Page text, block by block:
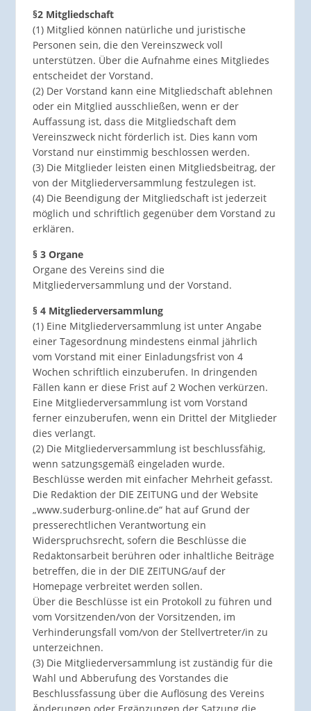
§2 Mitgliedschaft
(1) Mitglied können natürliche und juristische
Personen sein, die den Vereinszweck voll
unterstützen. Über die Aufnahme eines Mitgliedes
entscheidet der Vorstand.
(2) Der Vorstand kann eine Mitgliedschaft ablehnen
oder ein Mitglied ausschließen, wenn er der
Auffassung ist, dass die Mitgliedschaft dem
Vereinszweck nicht förderlich ist. Dies kann vom
Vorstand nur einstimmig beschlossen werden.
(3) Die Mitglieder leisten einen Mitgliedsbeitrag, der
von der Mitgliederversammlung festzulegen ist.
(4) Die Beendigung der Mitgliedschaft ist jederzeit
möglich und schriftlich gegenüber dem Vorstand zu
erklären.
§ 3 Organe
Organe des Vereins sind die
Mitgliederversammlung und der Vorstand.
§ 4 Mitgliederversammlung
(1) Eine Mitgliederversammlung ist unter Angabe
einer Tagesordnung mindestens einmal jährlich
vom Vorstand mit einer Einladungsfrist von 4
Wochen schriftlich einzuberufen. In dringenden
Fällen kann er diese Frist auf 2 Wochen verkürzen.
Eine Mitgliederversammlung ist vom Vorstand
ferner einzuberufen, wenn ein Drittel der Mitglieder
dies verlangt.
(2) Die Mitgliederversammlung ist beschlussfähig,
wenn satzungsgemäß eingeladen wurde.
Beschlüsse werden mit einfacher Mehrheit gefasst.
Die Redaktion der DIE ZEITUNG und der Website
„www.suderburg-online.de“ hat auf Grund der
presserechtlichen Verantwortung ein
Widerspruchsrecht, sofern die Beschlüsse die
Redaktonsarbeit berühren oder inhaltliche Beiträge
betreffen, die in der DIE ZEITUNG/auf der
Homepage verbreitet werden sollen.
Über die Beschlüsse ist ein Protokoll zu führen und
vom Vorsitzenden/von der Vorsitzenden, im
Verhinderungsfall vom/von der Stellvertreter/in zu
unterzeichnen.
(3) Die Mitgliederversammlung ist zuständig für die
Wahl und Abberufung des Vorstandes die
Beschlussfassung über die Auflösung des Vereins